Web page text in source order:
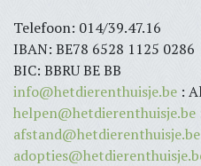
Telefoon: 014/39.47.16
IBAN: BE78 6528 1125 0286
BIC: BBRU BE BB
info@hetdierenthuisje.be :
helpen@hetdierenthuisje.be
afstand@hetdierenthuisje.be